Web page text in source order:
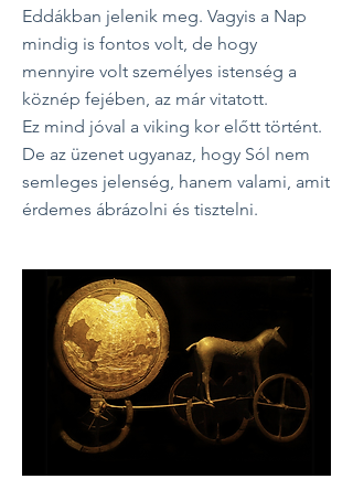
Eddákban jelenik meg. Vagyis a Nap
mindig is fontos volt, de hogy
mennyire volt személyes istenség a
köznép fejében, az már vitatott.
Ez mind jóval a viking kor előtt történt.
De az üzenet ugyanaz, hogy Sól nem
semleges jelenség, hanem valami, amit
érdemes ábrázolni és tisztelni.